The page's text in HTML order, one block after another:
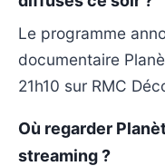
Le programme
documentaire
21h10 sur RMC
Où regarder
streaming ?